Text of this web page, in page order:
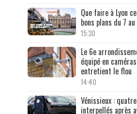
Que faire à Lyon
bons plans du 7
15:30
Le 6e
équipé en
entretient le flou
14:40
Vénissieux :
interpellés après